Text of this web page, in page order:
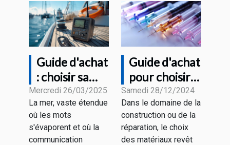
Guide d'achat
: choisir sa
radio VHF
marine en
fonction de
ses besoins
Mercredi 26/03/2025
La mer, vaste étendue
où les mots
s'évaporent et où la
communication
Guide d'achat
pour choisir
les meilleures
aiguilles en
fibre de verre
et recharges
Samedi 28/12/2024
Dans le domaine de la
construction ou de la
réparation, le choix
des matériaux revêt